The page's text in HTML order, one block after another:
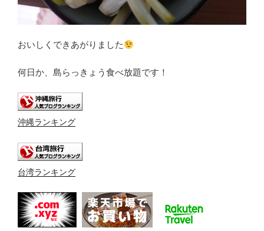
おいしくできあがりました
何日か、島らっきょう食べ放題です！
沖縄ランキング
台湾ランキング